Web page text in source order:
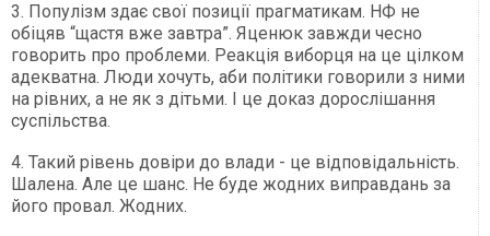
3. Популізм здає свої позиції прагматикам. НФ не
обіцяв “щастя вже завтра”. Яценюк завжди чесно
говорить про проблеми. Реакція виборця на це цілком
адекватна. Люди хочуть, аби політики говорили з ними
на рівних, а не як з дітьми. І це доказ дорослішання
суспільства.
4. Такий рівень довіри до влади - це відповідальність.
Шалена. Але це шанс. Не буде жодних виправдань за
його провал. Жодних.